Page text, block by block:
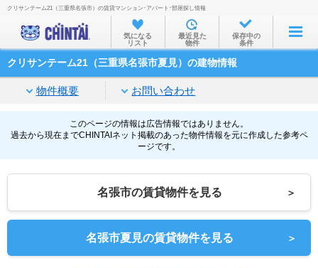
お部屋を探す
沿線・駅から
住所から
家賃相場から
通勤通学時間から
物件特集から
不動産会社から
TOP
クリサンテーム21（三重県名張市）の賃貸マンション･アパート･部屋探し情報
気になる
リスト
最近見た
物件
保存中の
条件
クリサンテーム21（三重県名張市夏見）の建物情報
物件概要 お問い合わせ
このページの情報は広告情報ではありません。
過去から現在までCHINTAIネット掲載のあった物件情報を元に作成した参考ペ
ージです。
名張市の賃貸物件を見る ＞
名張市夏見の賃貸物件を見る ＞